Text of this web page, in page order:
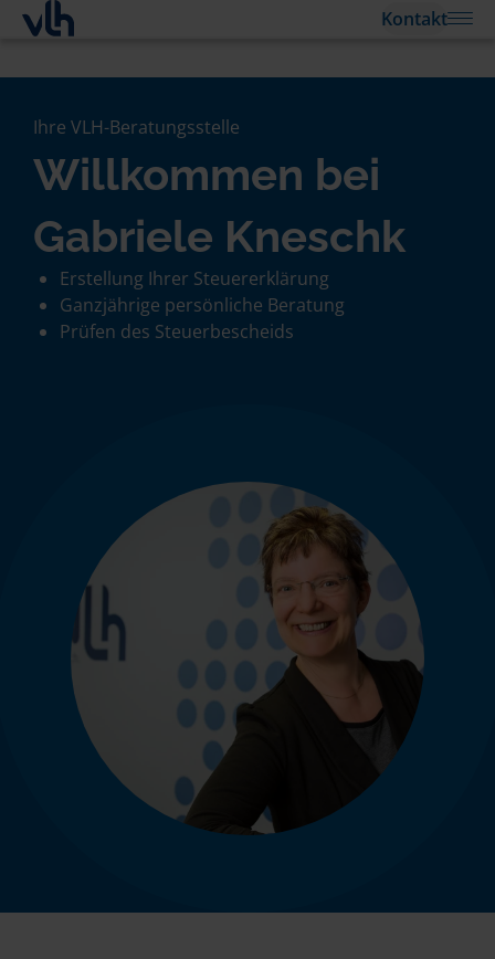
Kontakt
Ihre VLH-Beratungsstelle
Willkommen bei
Gabriele Kneschk
Erstellung Ihrer Steuererklärung
Ganzjährige persönliche Beratung
Prüfen des Steuerbescheids